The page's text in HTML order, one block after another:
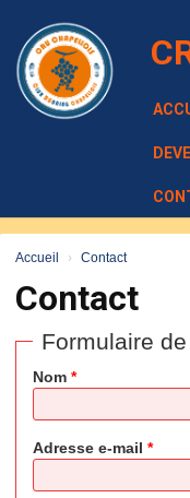
Accueil Contact
Contact
Formulaire
Nom*
Adresse e-mail*